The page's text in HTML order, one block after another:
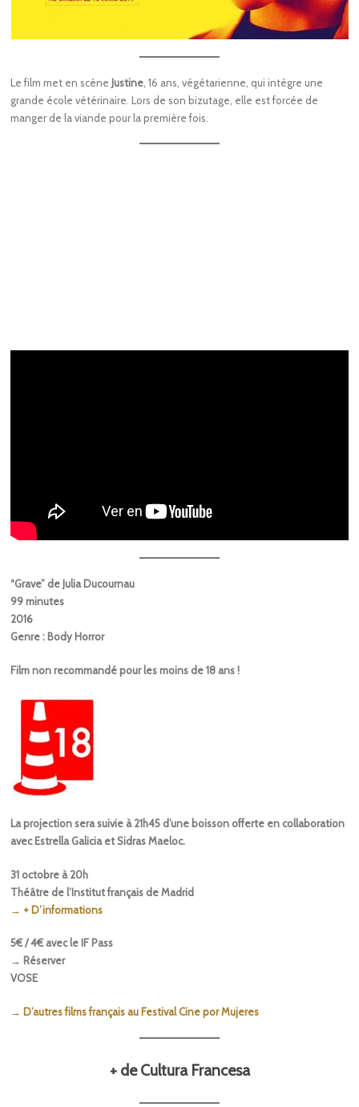
Le film met en scène Justine , 16 ans, végétarienne, qui intègre une
grande école vétérinaire. Lors de son bizutage, elle est forcée de
manger de la viande pour la première fois.
“Grave” de Julia Ducournau
99 minutes
2016
Genre : Body Horror
Film non recommandé pour les moins de 18 ans !
La projection sera suivie à 21h45 d’une boisson offerte en collaboration
avec Estrella Galicia et Sidras Maeloc.
31 octobre à 20h
Théâtre de l’Institut français de Madrid
→ + D’informations
5€ / 4€ avec le IF Pass
→ Réserver
VOSE
→ D’autres films français au Festival Cine por Mujeres
+ de Cultura Francesa